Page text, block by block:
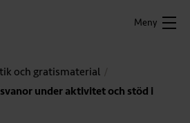
Meny
och gratismaterial
under aktivitet och stöd i